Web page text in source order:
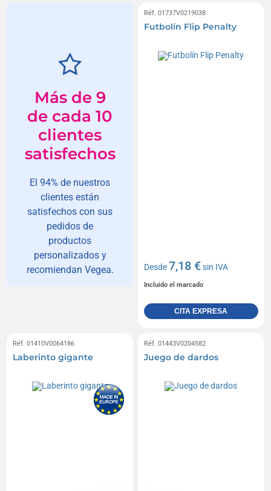
Más de 9
de cada 10
clientes
satisfechos
El 94% de nuestros
clientes están
satisfechos con sus
pedidos de
productos
personalizados y
recomiendan Vegea.
Réf. 01737V0219038
Futbolín Flip Penalty
Desde7,18 €sin IVA
Incluido el marcado
CITA EXPRESA
Réf. 01410V0064186
Laberinto gigante
Réf. 01443V0204582
Juego de dardos